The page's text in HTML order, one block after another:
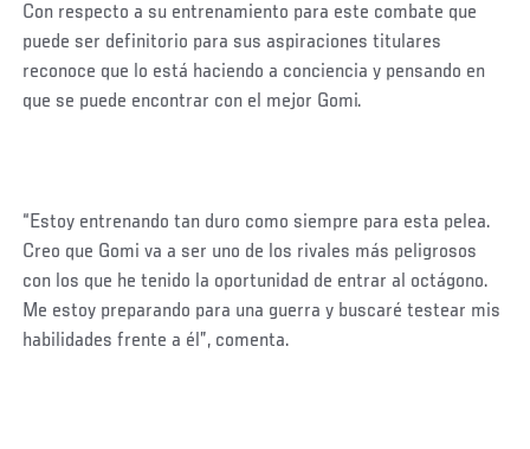
Con respecto a su entrenamiento para este combate que
puede ser definitorio para sus aspiraciones titulares
reconoce que lo está haciendo a conciencia y pensando en
que se puede encontrar con el mejor Gomi.
“Estoy entrenando tan duro como siempre para esta pelea.
Creo que Gomi va a ser uno de los rivales más peligrosos
con los que he tenido la oportunidad de entrar al octágono.
Me estoy preparando para una guerra y buscaré testear mis
habilidades frente a él”, comenta.